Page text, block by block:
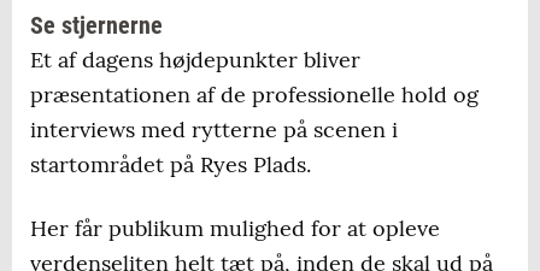
10.30-11.00: Livemusik ved Jumpings Jacks
på scenen i startområdet på Ryes Plads
11.00-12.45: Præsentation af holdene og
interviews med rytterne på scenen og i mixzone
11.00-13.00: Livemusik ved Jumping Jacks i
Se stjernerne
Et af dagens højdepunkter bliver
præsentationen af de professionelle hold og
interviews med rytterne på scenen i
startområdet på Ryes Plads.
Her får publikum mulighed for at opleve
verdenseliten helt tæt på, inden de skal ud på